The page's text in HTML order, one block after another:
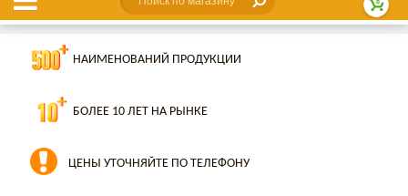
НАИМЕНОВАНИЙ ПРОДУКЦИИ
БОЛЕЕ 10 ЛЕТ НА РЫНКЕ
ЦЕНЫ УТОЧНЯЙТЕ ПО ТЕЛЕФОНУ